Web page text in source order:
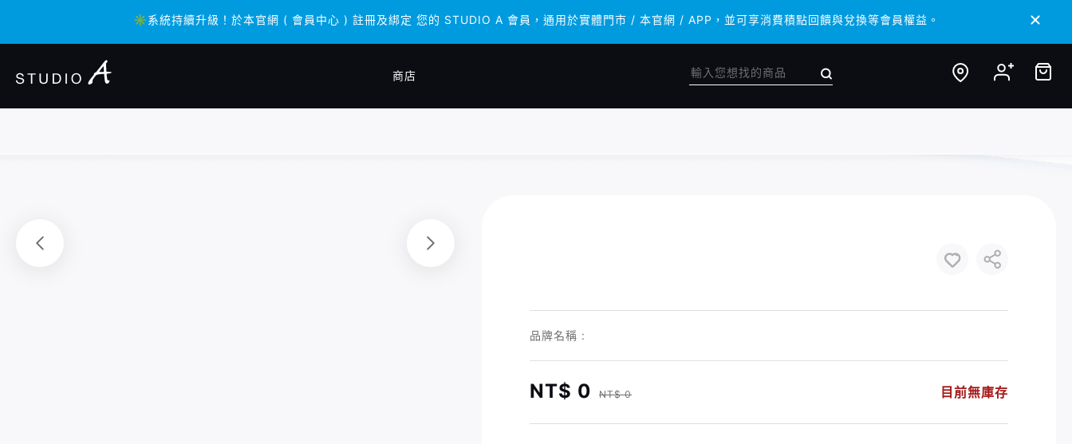
✳️系統持續升級！於本官網 ( 會員中心 ) 註冊及綁定 您的 STUDIO A 會員，通用於實體門市 / 本官網 / APP，並可享消費積點回饋與兌換等會員權益。
✳️系統持續升級！於本官網 ( 會員中心 ) 註冊及綁定 您的 STUDIO A 會員，通用於實體門市 / 本官網 / APP，並可享消費積點回饋與兌換等會員權益。
商店
品牌名稱 :
NT$ 0 NT$ 0 目前無庫存